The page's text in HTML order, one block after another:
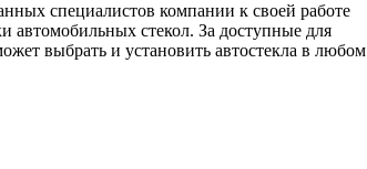
специалистов компании к своей работе
автомобильных стекол. За доступные для
выбрать и установить автостекла в любом